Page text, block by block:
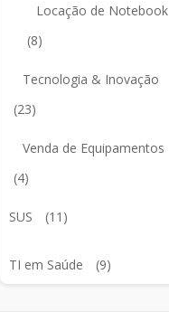
Locação de Notebook
(8)
Tecnologia & Inovação
(23)
Venda de Equipamentos
(4)
SUS (11)
TI em Saúde (9)